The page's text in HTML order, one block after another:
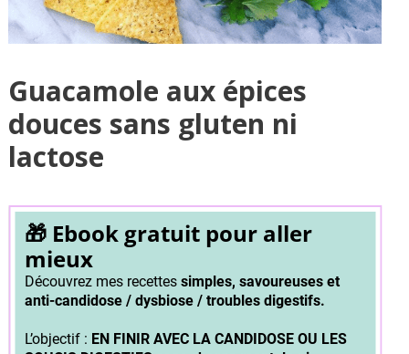
Guacamole aux épices
douces sans gluten ni
lactose